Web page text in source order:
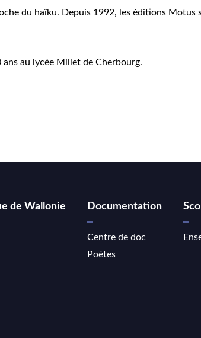
du haïku. Depuis 1992, les éditions
au lycée Millet de Cherbourg.
de Wallonie Documentation
Centre de doc
Poètes